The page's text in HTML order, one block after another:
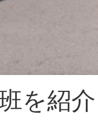
を紹